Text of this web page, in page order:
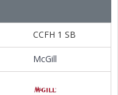
CCFH 1 SB
McGill